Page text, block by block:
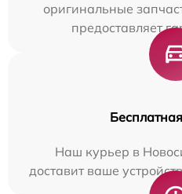
оригинальные
предоставляет
Наш курьер в
доставит ваше